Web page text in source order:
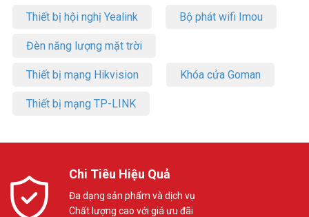
đàm Kenwoodchính hãng tại Việt nam nên đảm bảo bán hàng
(028) 35 166 166 – (028) 3962 5555 – (024) 6256 1111 – (024)
– Facebook:https://www.facebook.com/vuhoangtelecom/
Thiết bị hội nghị Yealink Bộ phát wifi Imou
Đèn năng lượng mặt trời
Thiết bị mạng Hikvision Khóa cửa Goman
Thiết bị mạng TP-LINK
Chi Tiêu Hiệu Quả
Đa dạng sản phẩm và dịch vụ
Chất lượng cao với giá ưu đãi